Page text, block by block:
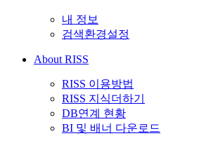
내 정보
검색환경설정
About RISS
RISS 이용방법
RISS 지식더하기
DB연계 현황
BI 및 배너 다운로드